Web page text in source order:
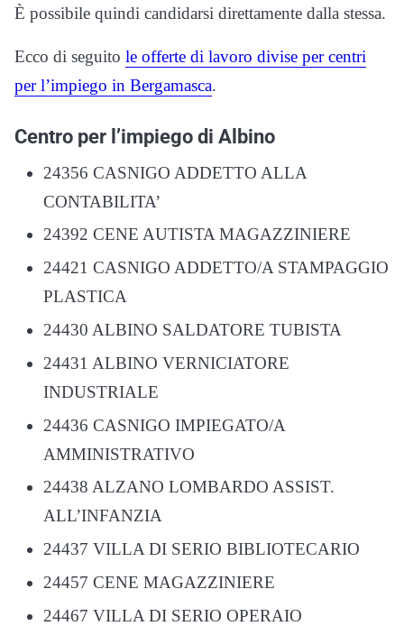
È possibile quindi candidarsi direttamente dalla stessa.
Ecco di seguito le offerte di lavoro divise per centri
per l’impiego in Bergamasca.
Centro per l’impiego di Albino
24356 CASNIGO ADDETTO ALLA
CONTABILITA’
24392 CENE AUTISTA MAGAZZINIERE
24421 CASNIGO ADDETTO/A STAMPAGGIO
PLASTICA
24430 ALBINO SALDATORE TUBISTA
24431 ALBINO VERNICIATORE
INDUSTRIALE
24436 CASNIGO IMPIEGATO/A
AMMINISTRATIVO
24438 ALZANO LOMBARDO ASSIST.
ALL’INFANZIA
24437 VILLA DI SERIO BIBLIOTECARIO
24457 CENE MAGAZZINIERE
24467 VILLA DI SERIO OPERAIO